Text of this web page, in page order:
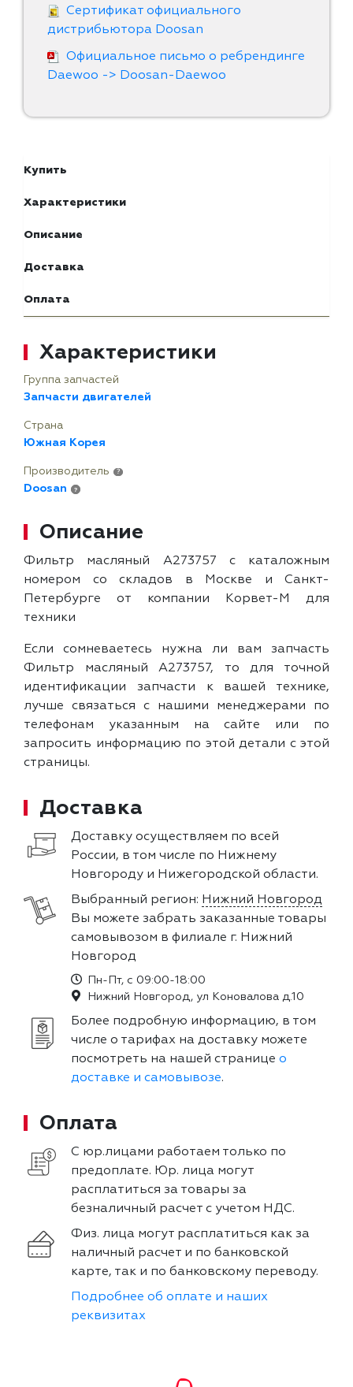
Сертификат официального
дистрибьютора Doosan
Официальное письмо о ребрендинге
Daewoo -> Doosan-Daewoo
Купить
Характеристики
Описание
Доставка
Оплата
Характеристики
Группа запчастей
Запчасти двигателей
Страна
Южная Корея
Производитель ?
Doosan ?
Описание
Фильтр масляный A273757 с каталожным
номером со складов в Москве и Санкт-
Петербурге от компании Корвет-М для
техники
Если сомневаетесь нужна ли вам запчасть
Фильтр масляный A273757, то для точной
идентификации запчасти к вашей технике,
лучше связаться с нашими менеджерами по
телефонам указанным на сайте или по
запросить информацию по этой детали с этой
страницы.
Доставка
Доставку осуществляем по всей
России, в том числе по Нижнему
Новгороду и Нижегородской области.
Выбранный регион: Нижний Новгород
Вы можете забрать заказанные товары
самовывозом в филиале г. Нижний
Новгород
Пн-Пт, с 09:00-18:00
Нижний Новгород, ул Коновалова д.10
Более подробную информацию, в том
числе о тарифах на доставку можете
посмотреть на нашей странице о
доставке и самовывозе.
Оплата
С юр.лицами работаем только по
предоплате. Юр. лица могут
расплатиться за товары за
безналичный расчет с учетом НДС.
Физ. лица могут расплатиться как за
наличный расчет и по банковской
карте, так и по банковскому переводу.
Подробнее об оплате и наших
реквизитах